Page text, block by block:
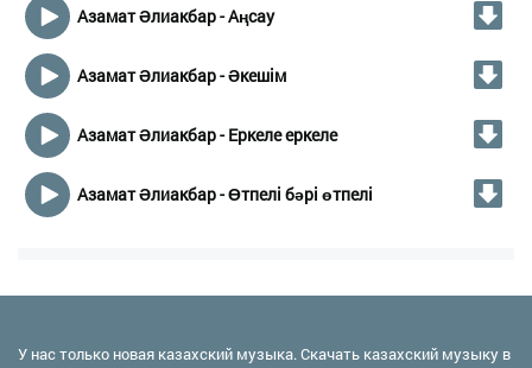
Азамат Әлиакбар - Аңсау
Азамат Əлиакбар - Əкешім
Азамат Әлиакбар - Еркеле еркеле
Азамат Әлиакбар - Өтпелі бәрі өтпелі
У нас только новая казахский музыка. Скачать казахский музыку в